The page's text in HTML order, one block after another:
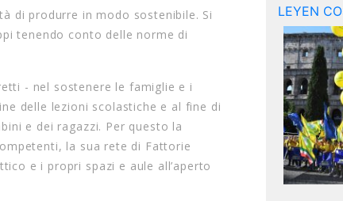
di produrre in modo sostenibile. Si
tenendo conto delle norme di
- nel sostenere le famiglie e i
delle lezioni scolastiche e al fine di
e dei ragazzi. Per questo la
la sua rete di Fattorie
e i propri spazi e aule all’aperto